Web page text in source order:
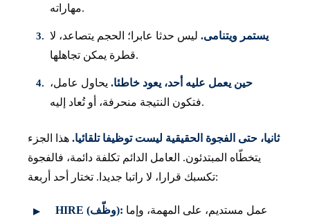
مهاراته.
يستمر ويتنامى. ليس حدثا عابرا؛ الحجم يتصاعد، لا
قطرة يمكن تجاهلها.
حين يعمل عليه أحد، يعود خاطئا. يحاول عامل،
فتكون النتيجة منحرفة، أو تُعاد إليه.
ثانيا، حتى الفجوة الحقيقية ليست توظيفا تلقائيا. هذا الجزء
يتخطّاه المبتدئون. العامل الدائم تكلفة دائمة، فالفجوة
تكسبك قرارا، لا راتبا جديدا. تختار أحد أربعة:
HIRE (وظّف):